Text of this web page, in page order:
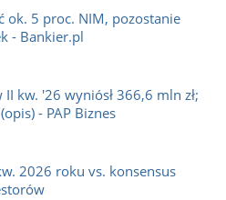
ok. 5 proc. NIM, pozostanie
- Bankier.pl
kw. '26 wyniósł 366,6 mln zł;
- PAP Biznes
2026 roku vs. konsensus